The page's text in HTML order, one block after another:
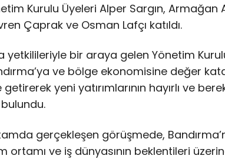
Kurulu Üyeleri Alper Sargın, Armağan
Çaprak ve Osman Lafçı katıldı.
yetkilileriyle bir araya gelen Yönetim
ve bölge ekonomisine değer
getirerek yeni yatırımlarının hayırlı ve
gerçekleşen görüşmede,
ortamı ve iş dünyasının beklentileri üzerine